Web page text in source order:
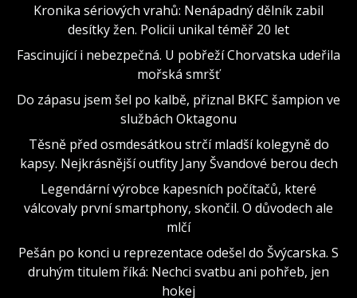
Kronika sériových vrahů: Nenápadný dělník zabil
desítky žen. Policii unikal téměř 20 let
Fascinující i nebezpečná. U pobřeží Chorvatska udeřila
mořská smršť
Do zápasu jsem šel po kalbě, přiznal BKFC šampion ve
službách Oktagonu
Těsně před osmdesátkou strčí mladší kolegyně do
kapsy. Nejkrásnější outfity Jany Švandové berou dech
Legendární výrobce kapesních počítačů, které
válcovaly první smartphony, skončil. O důvodech ale
mlčí
Pešán po konci u reprezentace odešel do Švýcarska. S
druhým titulem říká: Nechci svatbu ani pohřeb, jen
hokej